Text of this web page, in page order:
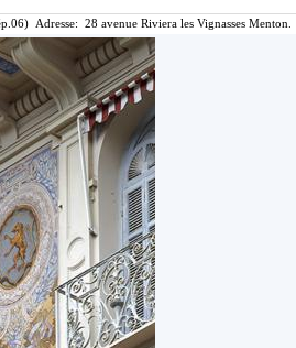
Adresse: 28 avenue Riviera les Vignasses